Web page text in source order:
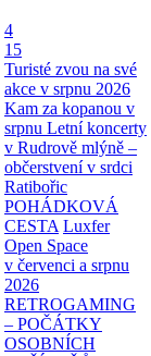
4
15
Turisté zvou na své
akce v srpnu 2026
Kam za kopanou v
srpnu Letní koncerty
v Rudrově mlýně –
občerstvení v srdci
Ratibořic
POHÁDKOVÁ
CESTA Luxfer
Open Space
v červenci a srpnu
2026
RETROGAMING
– POČÁTKY
OSOBNÍCH